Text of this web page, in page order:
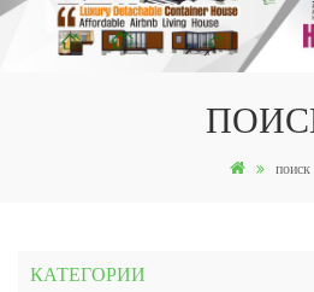
поиск
КАТЕГОРИИ